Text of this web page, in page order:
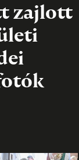
zajlott